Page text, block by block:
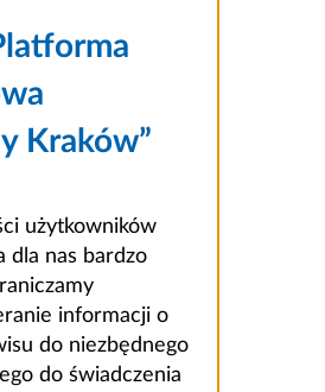
Kraków”
użytkowników
dla nas bardzo
informacji o
do niezbędnego
do świadczenia